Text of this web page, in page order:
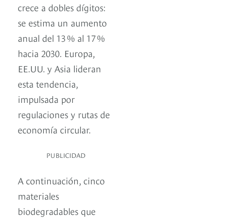
crece a dobles dígitos:
se estima un aumento
anual del 13 % al 17 %
hacia 2030. Europa,
EE.UU. y Asia lideran
esta tendencia,
impulsada por
regulaciones y rutas de
economía circular.
PUBLICIDAD
A continuación, cinco
materiales
biodegradables que